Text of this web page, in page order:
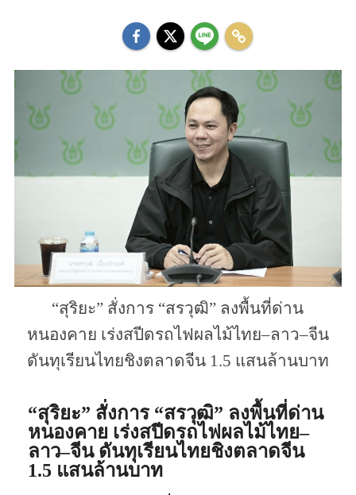
“สุริยะ” สั่งการ “สรวุฒิ” ลงพื้นที่ด่าน
หนองคาย เร่งสปีดรถไฟผลไม้ไทย–ลาว–จีน
ดันทุเรียนไทยชิงตลาดจีน 1.5 แสนล้านบาท
“สุริยะ” สั่งการ “สรวุฒิ” ลงพื้นที่ด่าน
หนองคาย เร่งสปีดรถไฟผลไม้ไทย–
ลาว–จีน ดันทุเรียนไทยชิงตลาดจีน
1.5 แสนล้านบาท